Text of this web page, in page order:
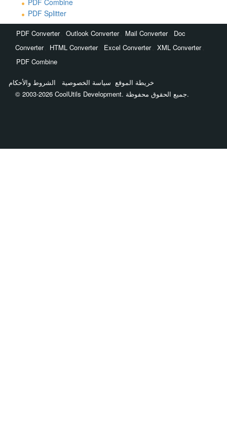
PDF Combine
PDF Splitter
PDF Converter Outlook Converter Mail Converter
Doc
Converter
HTML Converter Excel Converter XML Converter
PDF Combine
خريطة الموقع سياسة الخصوصية
الشروط والأحكام
© 2003-2026 CoolUtils Development. جميع الحقوق محفوظة.